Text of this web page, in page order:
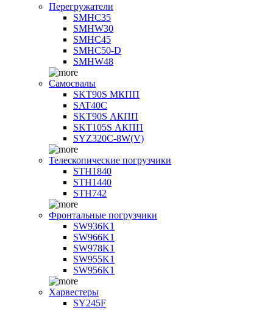
Перегружатели
SMHC35
SMHW30
SMHC45
SMHC50-D
SMHW48
Самосвалы
SKT90S МКПП
SAT40C
SKT90S АКПП
SKT105S АКПП
SYZ320C-8W(V)
Телескопические погрузчики
STH1840
STH1440
STH742
Фронтальные погрузчики
SW936K1
SW966K1
SW978K1
SW955K1
SW956K1
Харвестеры
SY245F